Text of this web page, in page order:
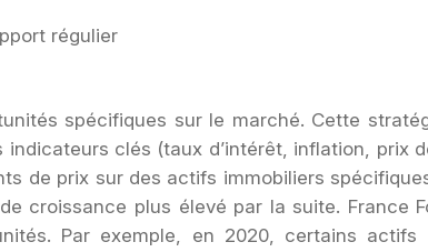
régulier
spécifiques sur le marché. Cette
clés (taux d’intérêt, inflation, prix
de prix sur des actifs immobiliers
croissance plus élevé par la suite. France
Par exemple, en 2020, certains